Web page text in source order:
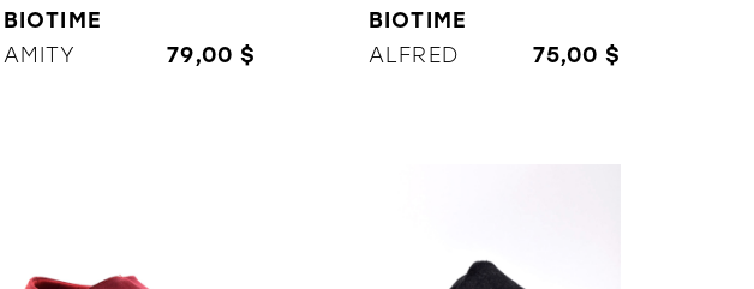
BIOTIME
AMITY
79,00 $
BIOTIME
ALFRED
75,00 $